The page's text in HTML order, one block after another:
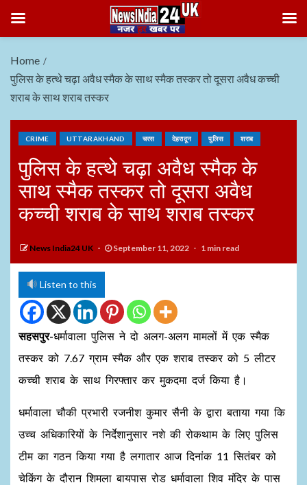
Home
पुलिस के हत्थे चढ़ा अवैध स्मैक के साथ स्मैक तस्कर तो दूसरा अवैध कच्ची
शराब के साथ शराब तस्कर
CRIME UTTARAKHAND चरस देहरादून पुलिस शराब
पुलिस के हत्थे चढ़ा अवैध स्मैक के
साथ स्मैक तस्कर तो दूसरा अवैध
कच्ची शराब के साथ शराब तस्कर
News India24 UK September 11, 2022 1 min read
Listen to this
सहसपुर-धर्मावाला पुलिस ने दो अलग-अलग मामलों में एक स्मैक
तस्कर को 7.67 ग्राम स्मैक और एक शराब तस्कर को 5 लीटर
कच्ची शराब के साथ गिरफ्तार कर मुकदमा दर्ज किया है।
धर्मावाला चौकी प्रभारी रजनीश कुमार सैनी के द्वारा बताया गया कि
उच्च अधिकारियों के निर्देशानुसार नशे की रोकथाम के लिए पुलिस
टीम का गठन किया गया है लगातार आज दिनांक 11 सितंबर को
चेकिंग के दौरान शिमला बायपास रोड धर्मावाला शिव मंदिर के पास